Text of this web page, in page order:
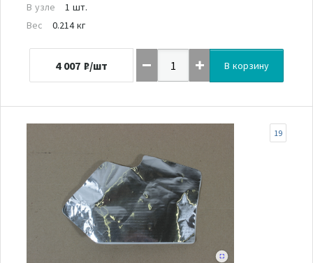
В узле
1 шт.
Вес
0.214 кг
4 007 ₽/шт В корзину
19